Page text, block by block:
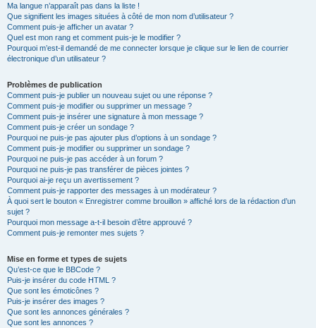
Ma langue n’apparaît pas dans la liste !
Que signifient les images situées à côté de mon nom d’utilisateur ?
Comment puis-je afficher un avatar ?
Quel est mon rang et comment puis-je le modifier ?
Pourquoi m’est-il demandé de me connecter lorsque je clique sur le lien de courrier
électronique d’un utilisateur ?
Problèmes de publication
Comment puis-je publier un nouveau sujet ou une réponse ?
Comment puis-je modifier ou supprimer un message ?
Comment puis-je insérer une signature à mon message ?
Comment puis-je créer un sondage ?
Pourquoi ne puis-je pas ajouter plus d’options à un sondage ?
Comment puis-je modifier ou supprimer un sondage ?
Pourquoi ne puis-je pas accéder à un forum ?
Pourquoi ne puis-je pas transférer de pièces jointes ?
Pourquoi ai-je reçu un avertissement ?
Comment puis-je rapporter des messages à un modérateur ?
À quoi sert le bouton « Enregistrer comme brouillon » affiché lors de la rédaction d’un
sujet ?
Pourquoi mon message a-t-il besoin d’être approuvé ?
Comment puis-je remonter mes sujets ?
Mise en forme et types de sujets
Qu’est-ce que le BBCode ?
Puis-je insérer du code HTML ?
Que sont les émoticônes ?
Puis-je insérer des images ?
Que sont les annonces générales ?
Que sont les annonces ?